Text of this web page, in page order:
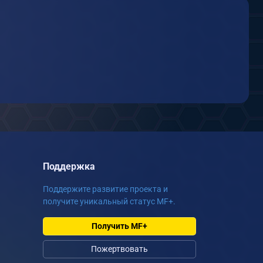
Поддержка
Поддержите развитие проекта и
получите уникальный статус MF+.
Получить MF+
Пожертвовать